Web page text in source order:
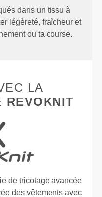
dans un tissu à
légèreté, fraîcheur et
ou ta course.
LA
REVOKNIT
de tricotage avancée
des vêtements avec